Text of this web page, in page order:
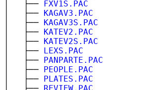
│ ├── FXV1S.PAC
│ ├── KAGAV3.PAC
│ ├── KAGAV3S.PAC
│ ├── KATEV2.PAC
│ ├── KATEV2S.PAC
│ ├── LEXS.PAC
│ ├── PANPARTE.PAC
│ ├── PEOPLE.PAC
│ ├── PLATES.PAC